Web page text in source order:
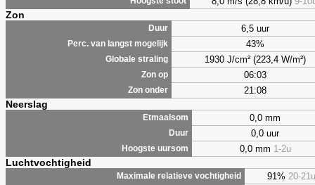
Zon
Duur 6,5 uur
Perc. van langst mogelijk 43%
Globale straling 1930 J/cm² (223,4 W/m²)
Zon op 06:03
Zon onder 21:08
Neerslag
Etmaalsom 0,0 mm
Duur 0,0 uur
Hoogste uursom 0,0 mm 1-2u
Luchtvochtigheid
Maximale relatieve vochtigheid 91% 20-21u